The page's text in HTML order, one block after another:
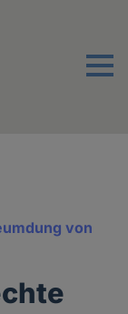
Menu
von